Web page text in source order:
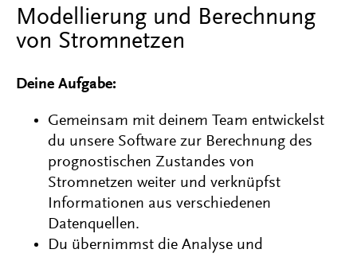
Modellierung und Berechnung
von Stromnetzen
Deine Aufgabe:
Gemeinsam mit deinem Team entwickelst
du unsere Software zur Berechnung des
prognostischen Zustandes von
Stromnetzen weiter und verknüpfst
Informationen aus verschiedenen
Datenquellen.
Du übernimmst die Analyse und